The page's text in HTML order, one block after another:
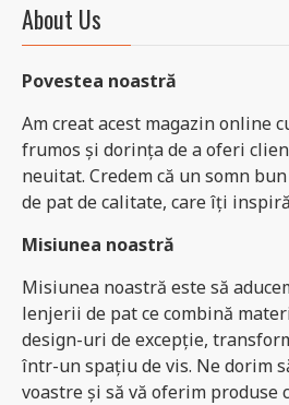
About Us
Povestea noastră
Am creat acest magazin online
frumos și dorința de a oferi
neuitat. Credem că un somn
de pat de calitate, care îți
​Misiunea noastră
Misiunea noastră este să
lenjerii de pat ce combină
design-uri de excepție,
într-un spațiu de vis. Ne dorim
voastre și să vă oferim produse